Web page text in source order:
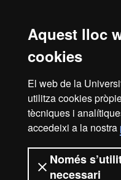
Aquest lloc
cookies
El web de la
utilitza cookies
tècniques i
accedeixi a la nostra
Només
necessari
Gestió Acadèmica de
Correu electrònic:
Telèfon: 93 581 37 12
Horari d’atenció
De dilluns a divendres: de
Horari d’atenció
mitjançantcita prèvia:
Pàgina Web de la Gestió